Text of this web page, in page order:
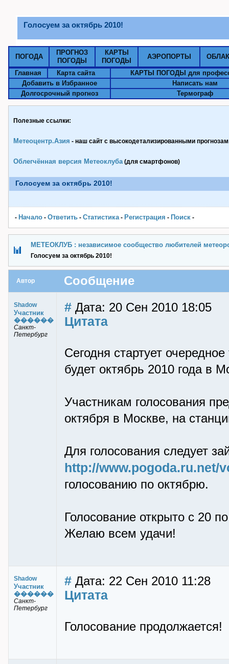
Голосуем за октябрь 2010!
ПОГОДА
ПРОГНОЗ
ПОГОДЫ
КАРТЫ
ПОГОДЫ
АЭРОПОРТЫ
Главная Карта сайта
КАРТЫ ПОГОДЫ для
Добавить в Избранное
Написать нам
Долгосрочный прогноз
Термограф
Полезные ссылки:
Метеоцентр.Азия - наш сайт с высокодетализированными
Облегчённая версия Метеоклуба(для смартфонов)
Голосуем за октябрь 2010!
- Начало - Ответить - Статистика- Pегистрация - Поиск -
МЕТЕОКЛУБ : независимое сообщество любителей
Голосуем за октябрь 2010!
Автор Сообщение
Shadow
Участник
������
Санкт-
Петербург
# Дата: 20 Сен 2010 18:05
Цитата
Сегодня стартует
будет октябрь 2010 года в
Участникам голосования
октября в Москве, на
Для голосования следует
http://www.pogoda.ru.net/
голосованию по октябрю.
Голосование открыто с 20
Желаю всем удачи!
Shadow
Участник
������
Санкт-
Петербург
# Дата: 22 Сен 2010 11:28
Цитата
Голосование продолжается!